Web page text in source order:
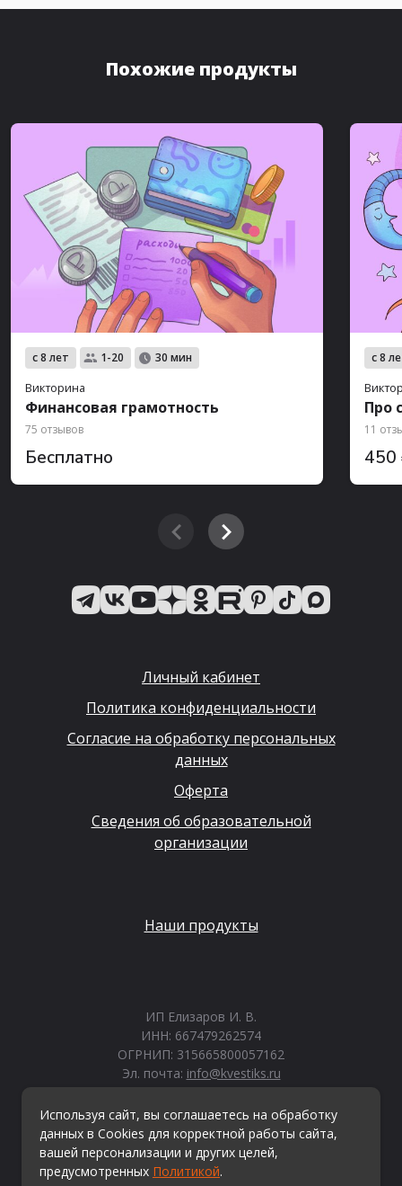
Похожие продукты
с 8 лет 1-20 30 мин
Викторина
Финансовая грамотность
75 отзывов
Бесплатно
с 8
Про
11
450
Личный кабинет
Политика конфиденциальности
Согласие на обработку персональных
данных
Оферта
Сведения об образовательной
организации
Наши продукты
ИП Елизаров И. В.
ИНН: 667479262574
ОГРНИП: 315665800057162
Эл. почта: info@kvestiks.ru
© Квестикс, 2026
Используя сайт, вы соглашаетесь на обработку
данных в Cookies для корректной работы сайта,
вашей персонализации и других целей,
предусмотренных Политикой.